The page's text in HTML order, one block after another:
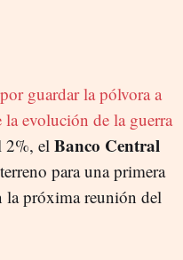
guardar la pólvora a
la evolución de la guerra
2%, el Banco Central
para una primera
la próxima reunión del